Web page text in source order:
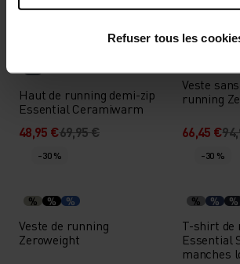
Refuser tous les
Haut de running demi-zip
Essential Ceramiwarm
48,95 €69,95 €
Veste
running
66,45 €
-30 %
% % %
Veste de running
Zeroweight
-30 %
% % %
T-shirt de
Essential
manches